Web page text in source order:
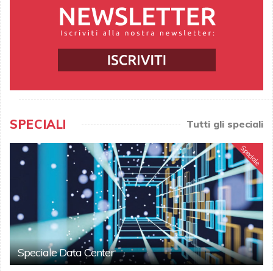
SPECIALI Tutti gli speciali
Speciale
Speciale Data Center